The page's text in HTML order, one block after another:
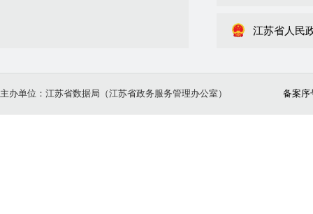
江苏省人民
主办单位：江苏省数据局（江苏省政务服务管理办公室） 备案序